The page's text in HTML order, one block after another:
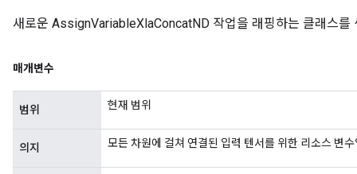
새로운 AssignVariableXlaConcatND 작업을 래핑하는 클래스를
매개변수
범위 현재 범위
의지 모든 차원에 걸쳐 연결된 입력 텐서를 위한 리소스 변